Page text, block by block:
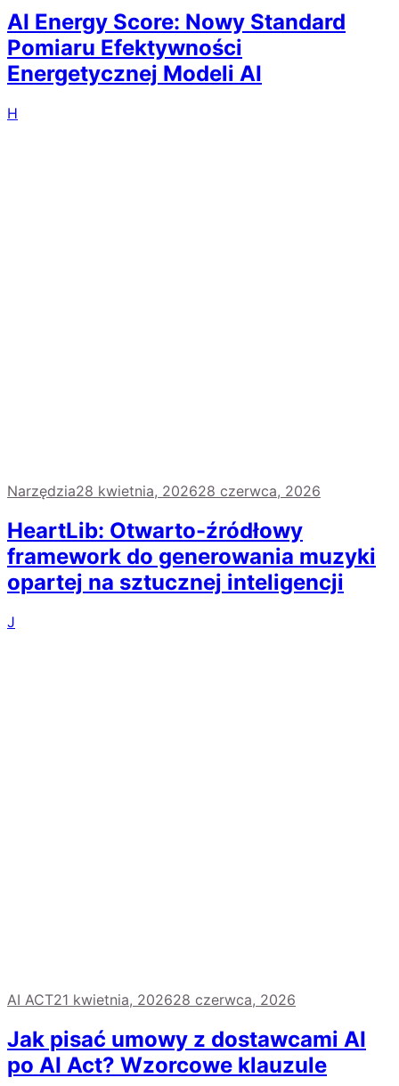
AI Energy Score: Nowy Standard
Pomiaru Efektywności
Energetycznej Modeli AI
H
Narzędzia28 kwietnia, 202628 czerwca, 2026
HeartLib: Otwarto-źródłowy
framework do generowania muzyki
opartej na sztucznej inteligencji
J
AI ACT21 kwietnia, 202628 czerwca, 2026
Jak pisać umowy z dostawcami AI
po AI Act? Wzorcowe klauzule